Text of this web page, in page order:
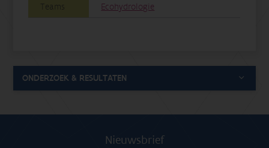
Teams Ecohydrologie
ONDERZOEK & RESULTATEN
Nieuwsbrief